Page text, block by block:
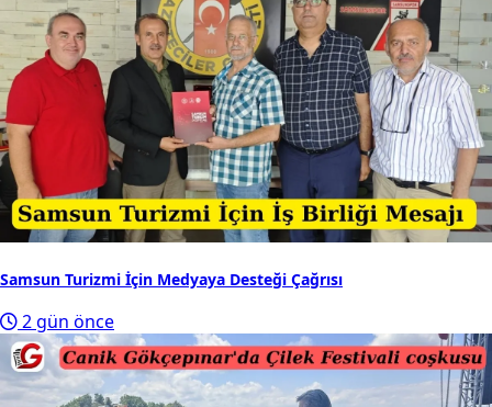
Samsun Turizmi İçin Medyaya Desteği Çağrısı
2 gün önce